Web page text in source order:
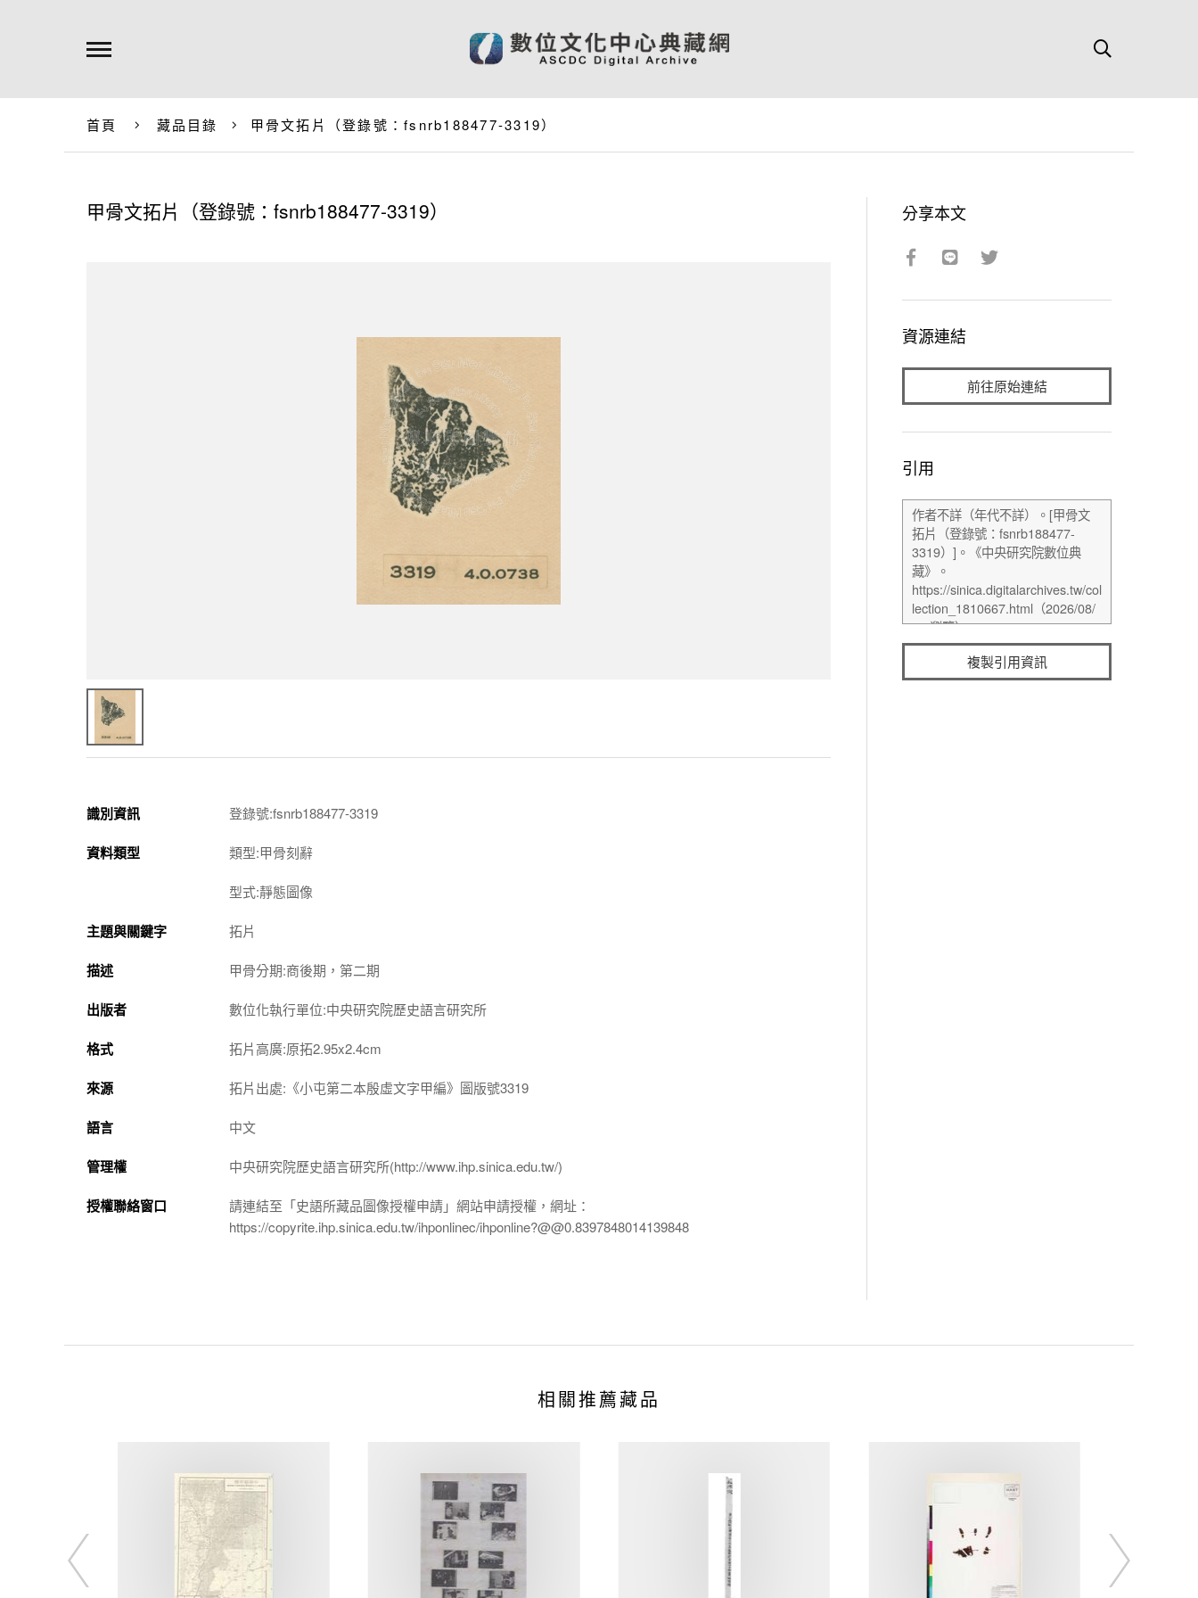
首頁 藏品目錄 甲骨文拓片（登錄號：fsnrb188477-3319）
甲骨文拓片（登錄號：fsnrb188477-3319）
識別資訊 登錄號:fsnrb188477-3319
資料類型 類型:甲骨刻辭
型式:靜態圖像
主題與關鍵字 拓片
描述 甲骨分期:商後期，第二期
出版者 數位化執行單位:中央研究院歷史語言研究所
格式 拓片高廣:原拓2.95x2.4cm
來源 拓片出處:《小屯第二本殷虛文字甲編》圖版號3319
語言 中文
管理權 中央研究院歷史語言研究所(http://www.ihp.sinica.edu.tw/)
授權聯絡窗口
請連結至「史語所藏品圖像授權申請」網站申請授權，網址：
https://copyrite.ihp.sinica.edu.tw/ihponlinec/ihponline?@@0.8397848014139848
分享本文
資源連結
前往原始連結
引用
複製引用資訊
相關推薦藏品